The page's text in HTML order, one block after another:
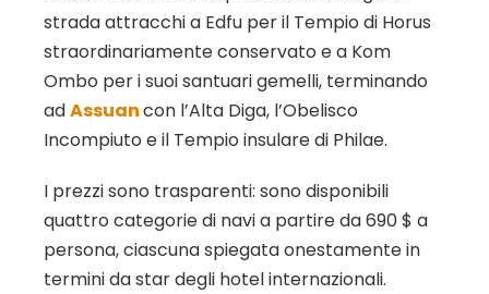
strada attracchi a Edfu per il Tempio di Horus
straordinariamente conservato e a Kom
Ombo per i suoi santuari gemelli, terminando
adAssuancon l’Alta Diga, l’Obelisco
Incompiuto e il Tempio insulare di Philae.
I prezzi sono trasparenti: sono disponibili
quattro categorie di navi a partire da 690 $ a
persona, ciascuna spiegata onestamente in
termini da star degli hotel internazionali.